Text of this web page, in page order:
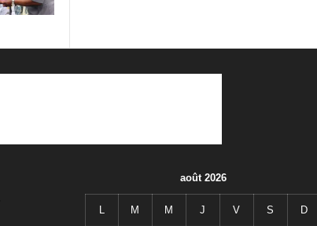
août 2026
L M M J V S D